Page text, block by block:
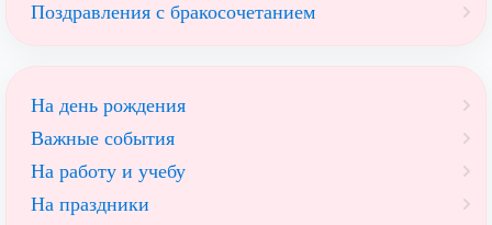
Поздравления с бракосочетанием
На день рождения
Важные события
На работу и учебу
На праздники